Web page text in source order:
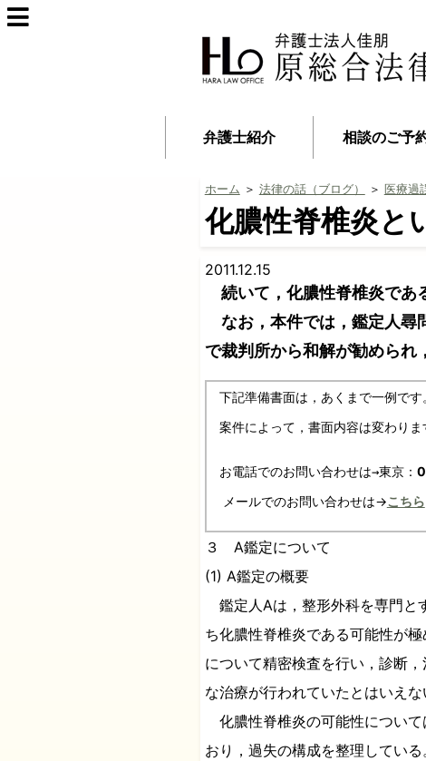
弁護士紹介 相談のご予
ホーム ＞ 法律の話（ブログ） ＞ 医療過
化膿性脊椎炎と
2011.12.15
続いて，化膿性脊椎炎であ
なお，本件では，鑑定人尋
で裁判所から和解が勧められ
下記準備書面は，あくまで一例です
案件によって，書面内容は変わりま
お電話でのお問い合わせは→東京：
メールでのお問い合わせは→こちら
３ A鑑定について
(1) A鑑定の概要
鑑定人Aは，整形外科を専門と
ち化膿性脊椎炎である可能性
について精密検査を行い，診断
な治療が行われていたとはいえな
化膿性脊椎炎の可能性について
おり，過失の構成を整理している